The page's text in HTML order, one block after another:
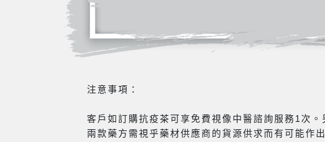
注意事項：
客戶如訂購抗疫茶可享免費視像中醫諮詢服務1次
兩款藥方需視乎藥材供應商的貨源供求而有可能作